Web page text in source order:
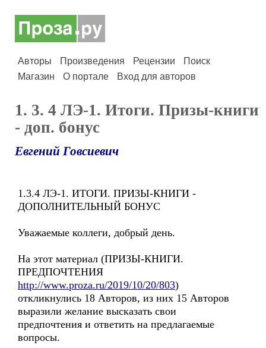
Авторы Произведения Рецензии
Поиск
Магазин
О портале Вход для авторов
1. 3. 4 ЛЭ-1. Итоги. Призы-книги
- доп. бонус
Евгений Говсиевич
1.3.4 ЛЭ-1. ИТОГИ. ПРИЗЫ-КНИГИ -
ДОПОЛНИТЕЛЬНЫЙ БОНУС
Уважаемые коллеги, добрый день.
На этот материал (ПРИЗЫ-КНИГИ.
ПРЕДПОЧТЕНИЯ
http://www.proza.ru/2019/10/20/803)
откликнулись 18 Авторов, из них 15 Авторов
выразили желание высказать свои
предпочтения и ответить на предлагаемые
вопросы.